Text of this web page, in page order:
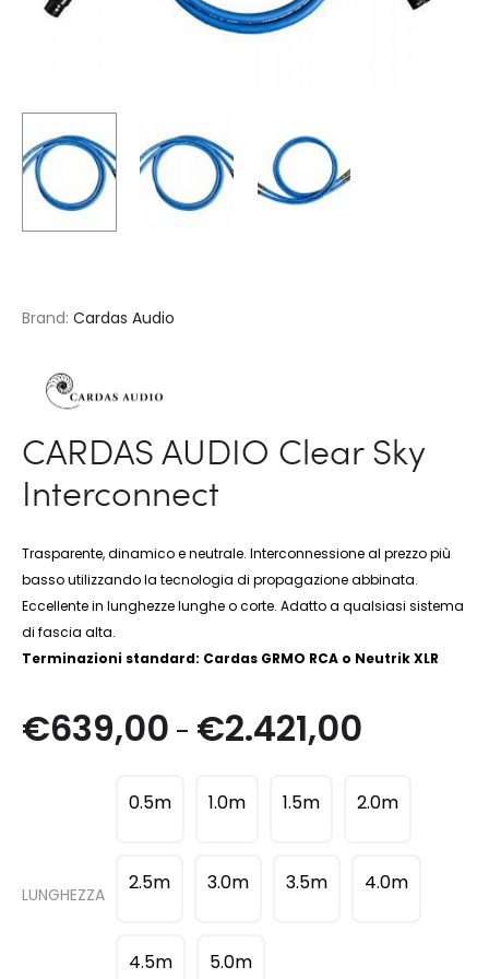
Brand: Cardas Audio
CARDAS AUDIO Clear Sky
Interconnect
Trasparente, dinamico e neutrale. Interconnessione al prezzo più
basso utilizzando la tecnologia di propagazione abbinata.
Eccellente in lunghezze lunghe o corte. Adatto a qualsiasi sistema
di fascia alta.
Terminazioni standard: Cardas GRMO RCA o Neutrik XLR
€639,00 - €2.421,00
da
LUNGHEZZA
0.5m 1.0m 1.5m 2.0m
2.5m 3.0m 3.5m 4.0m
4.5m 5.0m